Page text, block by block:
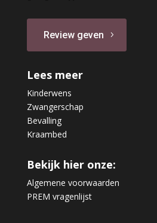
Review geven
Lees meer
Kinderwens
Zwangerschap
Bevalling
Kraambed
Bekijk hier onze:
Algemene voorwaarden
PREM vragenlijst